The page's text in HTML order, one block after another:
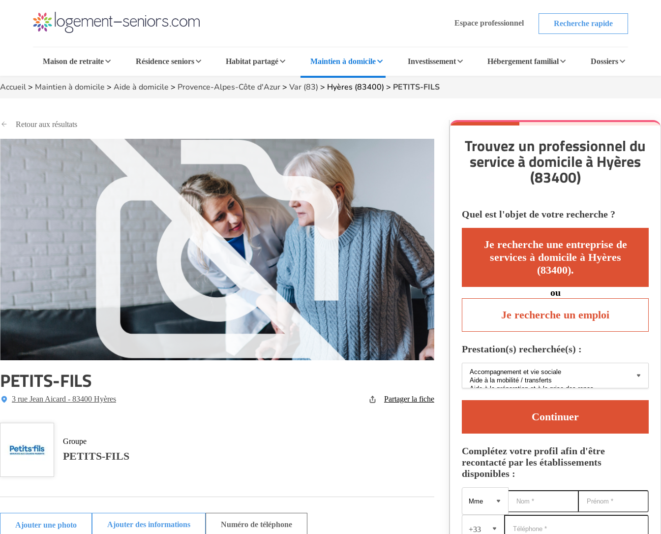
Espace professionnel Recherche rapide
Maison de retraite Résidence seniors Habitat partagé Maintien à domicile Investissement Hébergement familial Dossiers
Accueil> Maintien à domicile > Aide à domicile > Provence-Alpes-Côte d'Azur> Var (83) > Hyères (83400) > PETITS-FILS
Retour aux résultats
PETITS-FILS
3 rue Jean Aicard - 83400 Hyères Partager la fiche
Groupe
PETITS-FILS
Ajouter des informations Numéro de téléphone
Trouvez un professionnel du
service à domicile à Hyères
(83400)
Quel est l'objet de votre recherche ?
Je recherche une entreprise de
services à domicile à Hyères
(83400).
ou
Je recherche un emploi
Prestation(s) recherchée(s) :
Continuer
Complétez votre profil afin d'être
recontacté par les établissements
disponibles :
+33